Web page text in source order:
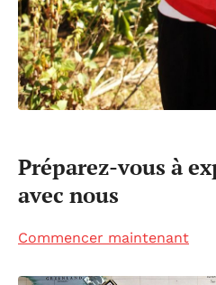
Préparez-vous à
avec nous
Commencer maintenant